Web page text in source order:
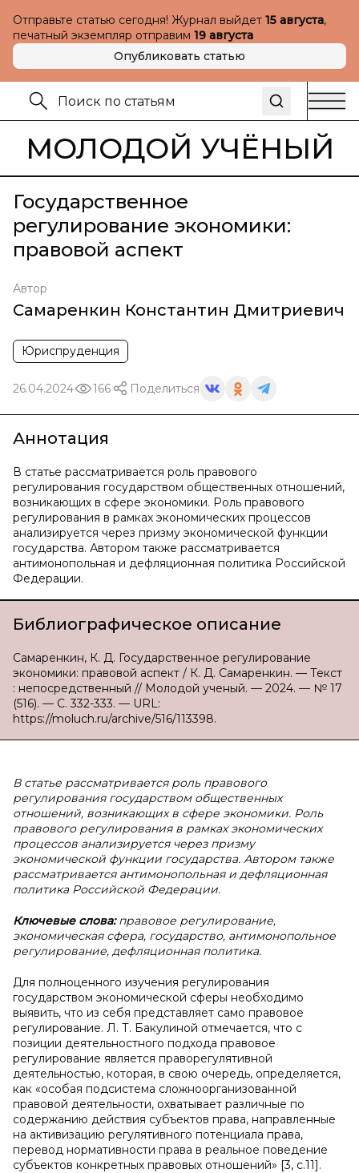
Отправьте статью сегодня! Журнал выйдет 15 августа,
печатный экземпляр отправим 19 августа
Опубликовать статью
МОЛОДОЙ УЧЁНЫЙ
Государственное
регулирование экономики:
правовой аспект
Автор
Самаренкин Константин Дмитриевич
Юриспруденция
26.04.2024 166 Поделиться
Аннотация
В статье рассматривается роль правового
регулирования государством общественных отношений,
возникающих в сфере экономики. Роль правового
регулирования в рамках экономических процессов
анализируется через призму экономической функции
государства. Автором также рассматривается
антимонопольная и дефляционная политика Российской
Федерации.
Библиографическое описание
Самаренкин, К. Д. Государственное регулирование
экономики: правовой аспект / К. Д. Самаренкин. — Текст
: непосредственный // Молодой ученый. — 2024. — № 17
(516). — С. 332-333. — URL:
https://moluch.ru/archive/516/113398.
В статье рассматривается роль правового
регулирования государством общественных
отношений, возникающих в сфере экономики. Роль
правового регулирования в рамках экономических
процессов анализируется через призму
экономической функции государства. Автором также
рассматривается антимонопольная и дефляционная
политика Российской Федерации.
Ключевые слова:правовое регулирование,
экономическая сфера, государство, антимонопольное
регулирование, дефляционная политика.
Для полноценного изучения регулирования
государством экономической сферы необходимо
выявить, что из себя представляет само правовое
регулирование. Л. Т. Бакулиной отмечается, что с
позиции деятельностного подхода правовое
регулирование является праворегулятивной
деятельностью, которая, в свою очередь, определяется,
как «особая подсистема сложноорганизованной
правовой деятельности, охватывает различные по
содержанию действия субъектов права, направленные
на активизацию регулятивного потенциала права,
перевод нормативности права в реальное поведение
субъектов конкретных правовых отношений» [3, с.11].